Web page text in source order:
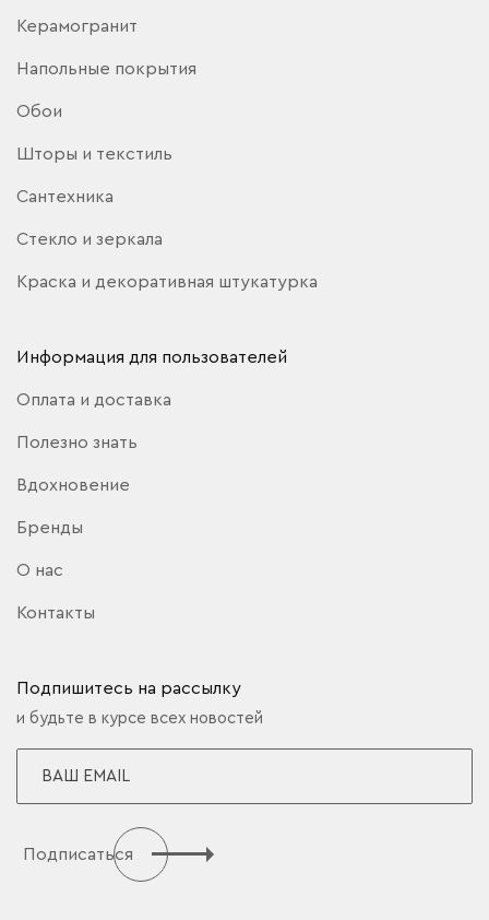
Керамогранит
Напольные покрытия
Обои
Шторы и текстиль
Сантехника
Стекло и зеркала
Краска и декоративная штукатурка
Информация для пользователей
Оплата и доставка
Полезно знать
Вдохновение
Бренды
О нас
Контакты
Подпишитесь на рассылку
и будьте в курсе всех новостей
Подписаться